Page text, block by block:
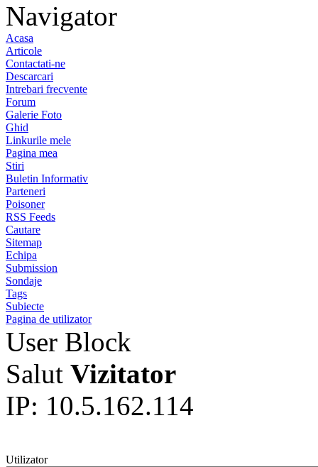
Navigator
Acasa
Articole
Contactati-ne
Descarcari
Intrebari frecvente
Forum
Galerie Foto
Ghid
Linkurile mele
Pagina mea
Stiri
Buletin Informativ
Parteneri
Poisoner
RSS Feeds
Cautare
Sitemap
Echipa
Submission
Sondaje
Tags
Subiecte
Pagina de utilizator
User Block
Salut Vizitator
IP: 10.5.162.114
Utilizator